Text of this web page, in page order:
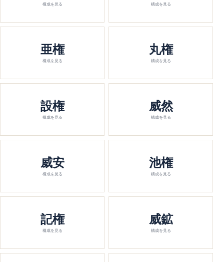
構成を見る 構成を見る
亜権
構成を見る
丸権
構成を見る
設権
構成を見る
威然
構成を見る
威安
構成を見る
池権
構成を見る
記権
構成を見る
威鉱
構成を見る